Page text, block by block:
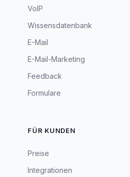
VoIP
Wissensdatenbank
E-Mail
E-Mail-Marketing
Feedback
Formulare
FÜR KUNDEN
Preise
Integrationen